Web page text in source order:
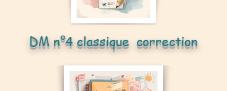
DM n°4 classique correction